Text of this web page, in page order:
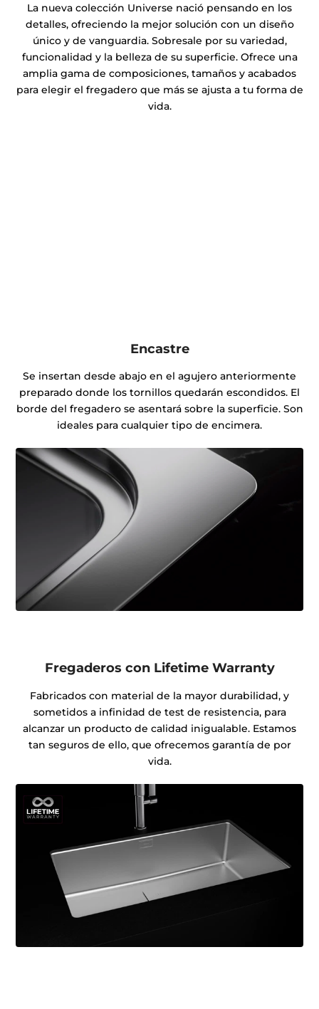
La nueva colección Universe nació pensando en los
detalles, ofreciendo la mejor solución con un diseño
único y de vanguardia. Sobresale por su variedad,
funcionalidad y la belleza de su superficie. Ofrece una
amplia gama de composiciones, tamaños y acabados
para elegir el fregadero que más se ajusta a tu forma de
vida.
Encastre
Se insertan desde abajo en el agujero anteriormente
preparado donde los tornillos quedarán escondidos. El
borde del fregadero se asentará sobre la superficie. Son
ideales para cualquier tipo de encimera.
Fregaderos con Lifetime Warranty
Fabricados con material de la mayor durabilidad, y
sometidos a infinidad de test de resistencia, para
alcanzar un producto de calidad inigualable. Estamos
tan seguros de ello, que ofrecemos garantía de por
vida.